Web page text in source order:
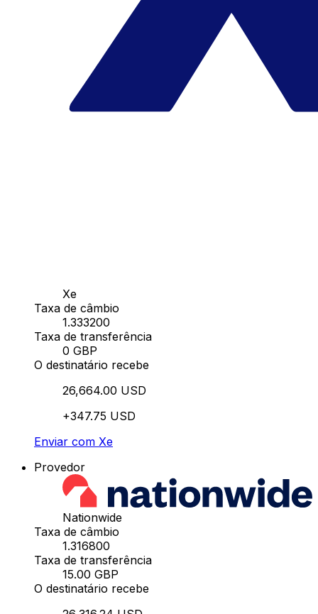
Xe
Taxa de câmbio
1.333200
Taxa de transferência
0 GBP
O destinatário recebe
26,664.00 USD
+347.75 USD
Enviar com Xe
Provedor
Nationwide
Taxa de câmbio
1.316800
Taxa de transferência
15.00 GBP
O destinatário recebe